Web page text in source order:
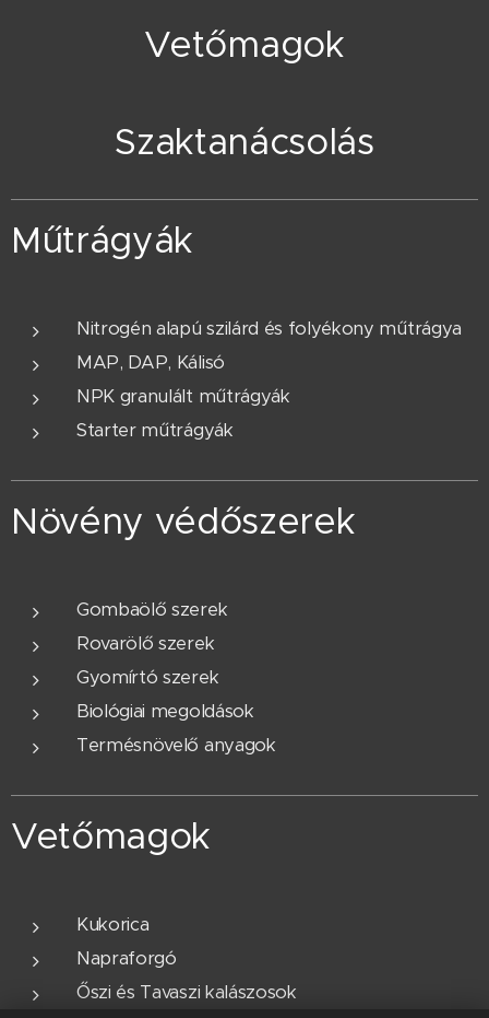
Vetőmagok
Szaktanácsolás
Műtrágyák
Nitrogén alapú szilárd és folyékony műtrágya
MAP, DAP, Kálisó
NPK granulált műtrágyák
Starter műtrágyák
Növény védőszerek
Gombaölő szerek
Rovarölő szerek
Gyomírtó szerek
Biológiai megoldások
Termésnövelő anyagok
Vetőmagok
Kukorica
Napraforgó
Őszi és Tavaszi kalászosok